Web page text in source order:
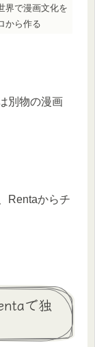
界で漫画文化を
から作る
別物の漫画
Rentaからチ
で独